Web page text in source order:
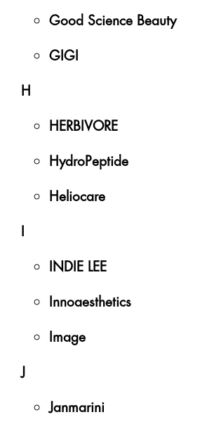
Good Science Beauty
GIGI
H
HERBIVORE
HydroPeptide
Heliocare
I
INDIE LEE
Innoaesthetics
Image
J
Janmarini